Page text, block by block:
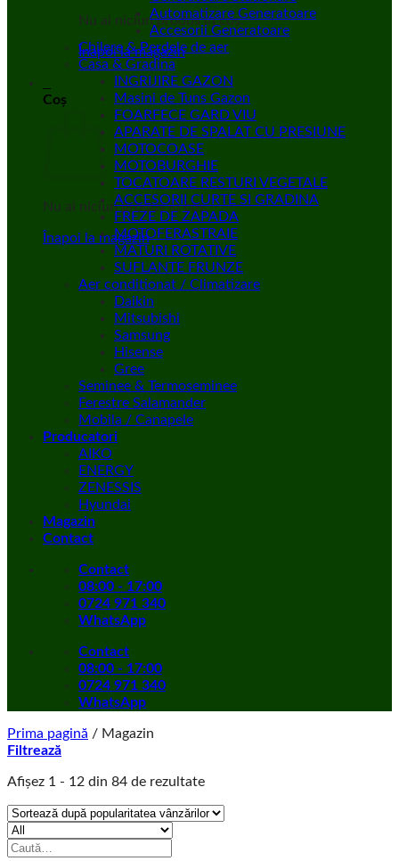
Nu ai niciun produs în coș.
Înapoi la magazin
Coș
Nu ai niciun produs în coș.
Înapoi la magazin
Automatizare Generatoare
Accesorii Generatoare
Chilere & Perdele de aer
Casa & Gradina
INGRIJIRE GAZON
Masini de Tuns Gazon
FOARFECE GARD VIU
APARATE DE SPALAT CU PRESIUNE
MOTOCOASE
MOTOBURGHIE
TOCATOARE RESTURI VEGETALE
ACCESORII CURTE SI GRADINA
FREZE DE ZAPADA
MOTOFERASTRAIE
MATURI ROTATIVE
SUFLANTE FRUNZE
Aer conditionat / Climatizare
Daikin
Mitsubishi
Samsung
Hisense
Gree
Seminee & Termoseminee
Ferestre Salamander
Mobila / Canapele
Producatori
AIKO
ENERGY
ZENESSIS
Hyundai
Magazin
Contact
Contact
08:00 - 17:00
0724 971 340
WhatsApp
Contact
08:00 - 17:00
0724 971 340
WhatsApp
Prima pagină / Magazin
Filtrează
Afișez 1 - 12 din 84 de rezultateSortat
popularitate
Caută